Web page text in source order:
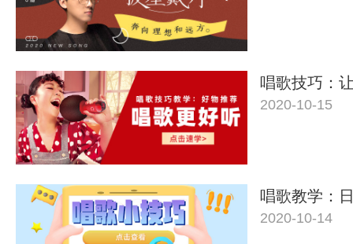
唱歌技巧：
2020-10-15
唱歌教学：
2020-10-14